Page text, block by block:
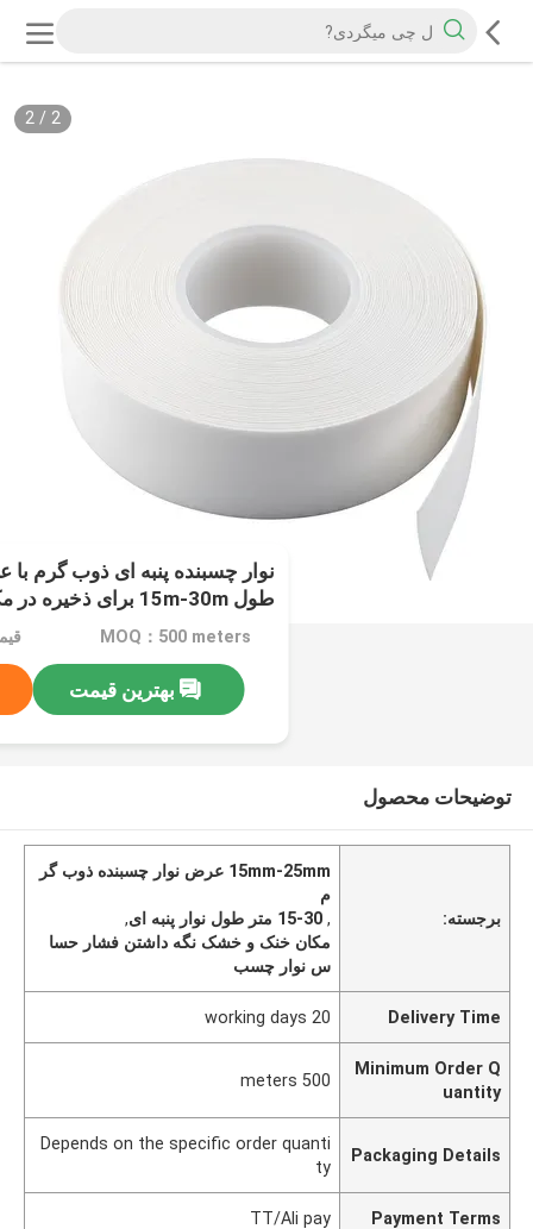
2
/
2
طول 15m-30m برای ذخیره در مکان خنک و خشک
MOQ：500 meters
بهترین قیمت
توضیحات محصول
برجسته:
15mm-25mm عرض نوار چسبنده ذوب گر
م
,15-30 متر طول نوار پنبه ای
,
مکان خنک و خشک نگه داشتن فشار حسا
س نوار چسب
Delivery Time
20 working days
Minimum Order Q
uantity
500 meters
Packaging Details
Depends on the specific order quanti
ty
Payment Terms
TT/Ali pay